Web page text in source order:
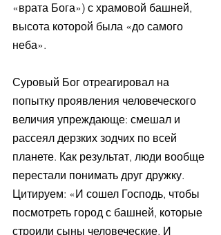
«врата Бога») с храмовой башней,
высота которой была «до самого
неба».
Суровый Бог отреагировал на
попытку проявления человеческого
величия упреждающе: смешал и
рассеял дерзких зодчих по всей
планете. Как результат, люди вообще
перестали понимать друг дружку.
Цитируем: «И сошел Господь, чтобы
посмотреть город с башней, которые
строили сыны человеческие. И